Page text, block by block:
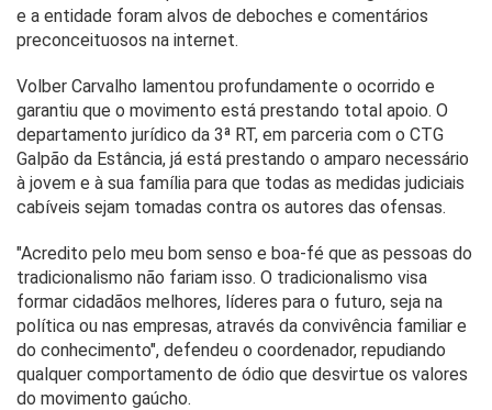
e a entidade foram alvos de deboches e comentários
preconceituosos na internet.
Volber Carvalho lamentou profundamente o ocorrido e
garantiu que o movimento está prestando total apoio. O
departamento jurídico da 3ª RT, em parceria com o CTG
Galpão da Estância, já está prestando o amparo necessário
à jovem e à sua família para que todas as medidas judiciais
cabíveis sejam tomadas contra os autores das ofensas.
"Acredito pelo meu bom senso e boa-fé que as pessoas do
tradicionalismo não fariam isso. O tradicionalismo visa
formar cidadãos melhores, líderes para o futuro, seja na
política ou nas empresas, através da convivência familiar e
do conhecimento", defendeu o coordenador, repudiando
qualquer comportamento de ódio que desvirtue os valores
do movimento gaúcho.